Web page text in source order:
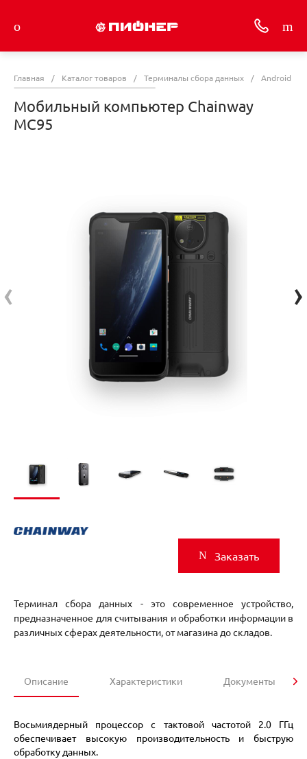
Главная / Каталог товаров / Терминалы сбора данных / Android
Мобильный компьютер Chainway
MC95
‹ ›
Заказать
Терминал сбора данных - это современное устройство,
предназначенное для считывания и обработки информации в
различных сферах деятельности, от магазина до складов.
Описание Характеристики Документы
Восьмиядерный процессор с тактовой частотой 2.0 ГГц
обеспечивает высокую производительность и быструю
обработку данных.